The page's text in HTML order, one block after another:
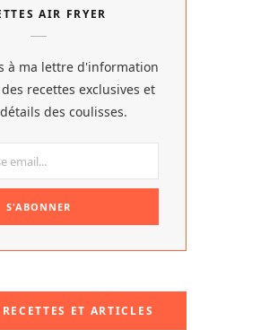
AIR FRYER
à ma lettre d'information
recettes exclusives et
des coulisses.
ET ARTICLES